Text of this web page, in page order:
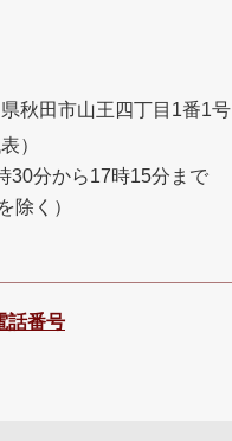
秋田市山王四丁目1番1号
）
30分から17時15分まで
除く）
話番号